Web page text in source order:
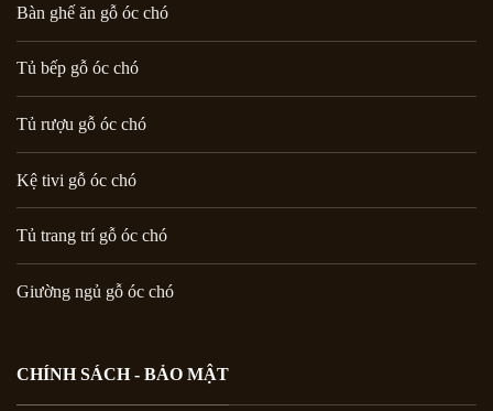
Bàn ghế ăn gỗ óc chó
Tủ bếp gỗ óc chó
Tủ rượu gỗ óc chó
Kệ tivi gỗ óc chó
Tủ trang trí gỗ óc chó
Giường ngủ gỗ óc chó
CHÍNH SÁCH - BẢO MẬT